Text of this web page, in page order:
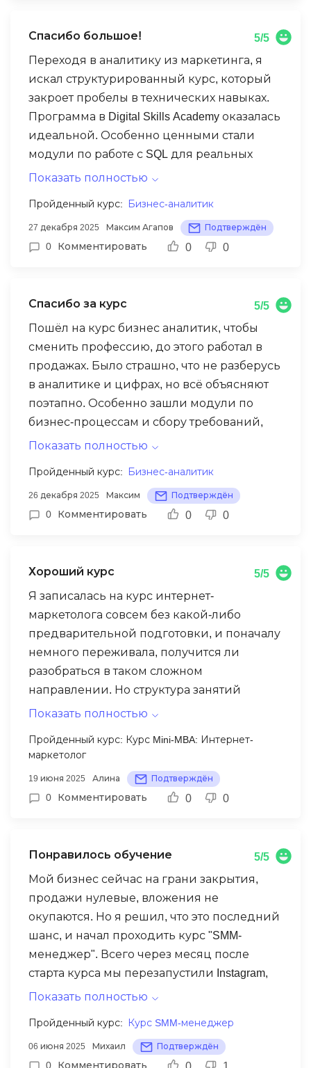
понравилось, что в процессе обучения
рассматриваются самые актуальные
инструменты и подходы. Для меня это был
отличный старт в профессию интернет-
маркетолога, теперь я уверен в своих
силах и уже нашёл первых клиентов.
Спасибо большое!
5/5
Переходя в аналитику из маркетинга, я
искал структурированный курс, который
закроет пробелы в технических навыках.
Программа в Digital Skills Academy оказалась
идеальной. Особенно ценными стали
модули по работе с SQL для реальных
бизнес-запросов и построению
только практические кейсы, максимально
приближенные к рабочим задачам. После
обучения успешно прошел
смены профессии.
Показать полностью
Пройденный курс: Бизнес-аналитик
27 декабря 2025 Максим Агапов Подтверждён
0 Комментировать 0 0
Спасибо за курс
5/5
Пошёл на курс бизнес аналитик, чтобы
сменить профессию, до этого работал в
продажах. Было страшно, что не разберусь
в аналитике и цифрах, но всё объясняют
поэтапно. Особенно зашли модули по
бизнес-процессам и сбору требований,
наконец понял, чем реально занимается
просто «посмотрел видео и забыл».
Сейчас уже откликаюсь на вакансии junior
BA.
Показать полностью
Пройденный курс: Бизнес-аналитик
26 декабря 2025 Максим Подтверждён
0 Комментировать 0 0
Хороший курс
5/5
Я записалась на курс интернет-
маркетолога совсем без какой-либо
предварительной подготовки, и поначалу
немного переживала, получится ли
разобраться в таком сложном
направлении. Но структура занятий
настолько продуманна, что темы
позволяя усваивать новые знания легко и
впечатлила возможность сразу же
закрепить теорию на практике.
Показать полностью
Пройденный курс: Курс Mini-MBA: Интернет-
маркетолог
19 июня 2025 Алина Подтверждён
0 Комментировать 0 0
Понравилось обучение
5/5
Мой бизнес сейчас на грани закрытия,
продажи нулевые, вложения не
окупаются. Но я решил, что это последний
шанс, и начал проходить курс "SMM-
менеджер". Всего через месяц после
старта курса мы перезапустили Instagram,
сделали вирусный челлендж, и за две
каждым днем продолжаю выполнять все
задания и практики, и уверенность в
Показать полностью
Пройденный курс: Курс SMM-менеджер
06 июня 2025 Михаил Подтверждён
0 Комментировать